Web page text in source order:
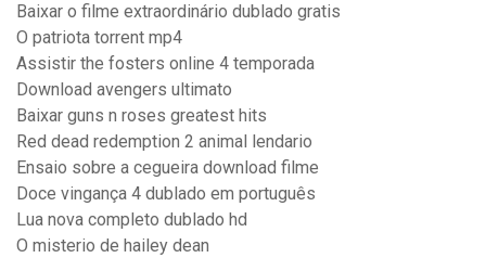
Baixar o filme extraordinário dublado gratis
O patriota torrent mp4
Assistir the fosters online 4 temporada
Download avengers ultimato
Baixar guns n roses greatest hits
Red dead redemption 2 animal lendario
Ensaio sobre a cegueira download filme
Doce vingança 4 dublado em português
Lua nova completo dublado hd
O misterio de hailey dean